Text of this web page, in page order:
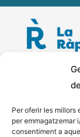
Per oferir les
per emmagatzemar
consentiment a